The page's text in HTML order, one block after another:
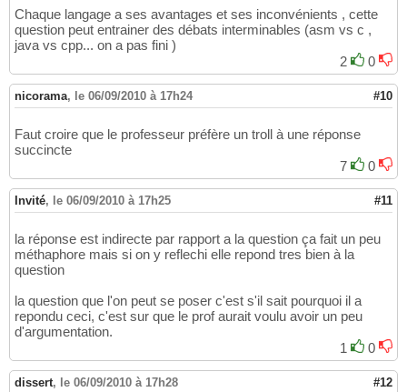
Chaque langage a ses avantages et ses inconvénients , cette
question peut entrainer des débats interminables (asm vs c ,
java vs cpp... on a pas fini )
2
0
nicorama, le 06/09/2010 à 17h24 #10
Faut croire que le professeur préfère un troll à une réponse
succincte
7
0
Invité, le 06/09/2010 à 17h25 #11
la réponse est indirecte par rapport a la question ça fait un peu
méthaphore mais si on y reflechi elle repond tres bien à la
question
la question que l'on peut se poser c'est s'il sait pourquoi il a
repondu ceci, c'est sur que le prof aurait voulu avoir un peu
d'argumentation.
1
0
dissert, le 06/09/2010 à 17h28 #12